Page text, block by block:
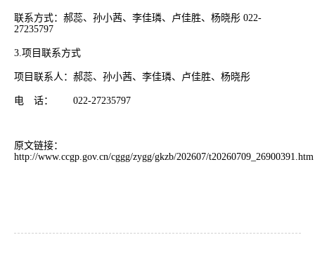
联系方式：郝蕊、孙小茜、李佳璘、卢佳胜、杨晓彤 022-
27235797
3.项目联系方式
项目联系人：郝蕊、孙小茜、李佳璘、卢佳胜、杨晓彤
电 话： 022-27235797
原文链接：
http://www.ccgp.gov.cn/cggg/zygg/gkzb/202607/t20260709_26900391.htm